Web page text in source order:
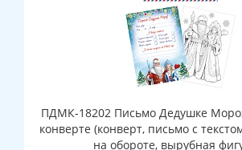
ПДМК-18202 Письмо Дедушке
конверте (конверт, письмо с
на обороте, вырубная